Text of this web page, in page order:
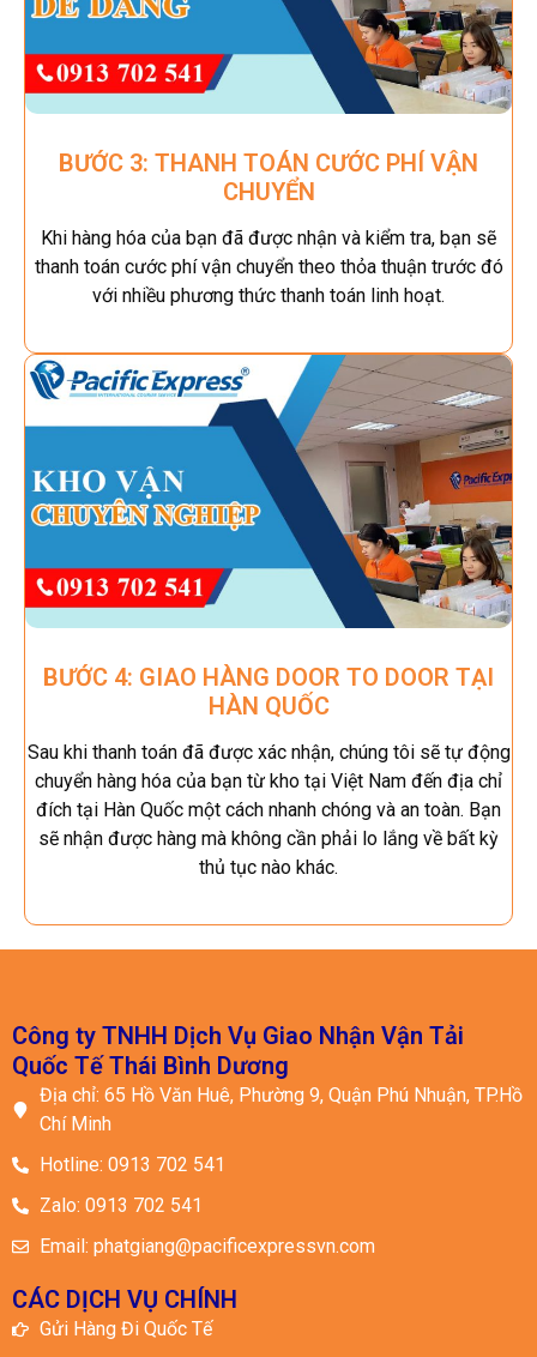
BƯỚC 3: THANH TOÁN CƯỚC PHÍ VẬN
CHUYỂN
Khi hàng hóa của bạn đã được nhận và kiểm tra, bạn sẽ
thanh toán cước phí vận chuyển theo thỏa thuận trước đó
với nhiều phương thức thanh toán linh hoạt.
BƯỚC 4: GIAO HÀNG DOOR TO DOOR TẠI
HÀN QUỐC
Sau khi thanh toán đã được xác nhận, chúng tôi sẽ tự động
chuyển hàng hóa của bạn từ kho tại Việt Nam đến địa chỉ
đích tại Hàn Quốc một cách nhanh chóng và an toàn. Bạn
sẽ nhận được hàng mà không cần phải lo lắng về bất kỳ
thủ tục nào khác.
Công ty TNHH Dịch Vụ Giao Nhận Vận Tải
Quốc Tế Thái Bình Dương
Địa chỉ: 65 Hồ Văn Huê, Phường 9, Quận Phú Nhuận, TP.Hồ
Chí Minh
Hotline: 0913 702 541
Zalo: 0913 702 541
Email: phatgiang@pacificexpressvn.com
CÁC DỊCH VỤ CHÍNH
Gửi Hàng Đi Quốc Tế